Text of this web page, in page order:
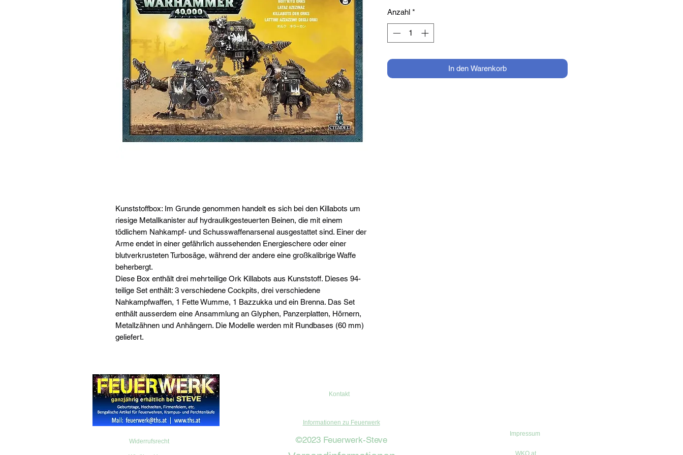
Kunststoffbox: Im Grunde genommen handelt es sich bei den Killabots um
riesige Metallkanister auf hydraulikgesteuerten Beinen, die mit einem
tödlichem Nahkampf- und Schusswaffenarsenal ausgestattet sind. Einer der
Arme endet in einer gefährlich aussehenden Energieschere oder einer
blutverkrusteten Turbosäge, während der andere eine großkalibrige Waffe
beherbergt.
Diese Box enthält drei mehrteilige Ork Killabots aus Kunststoff. Dieses 94-
teilige Set enthält: 3 verschiedene Cockpits, drei verschiedene
Nahkampfwaffen, 1 Fette Wumme, 1 Bazzukka und ein Brenna. Das Set
enthält ausserdem eine Ansammlung an Glyphen, Panzerplatten, Hörnern,
Metallzähnen und Anhängern. Die Modelle werden mit Rundbases (60 mm)
geliefert.
Anzahl *
In den Warenkorb
Widerrufsrecht
Kontakt
Informationen zu Feuerwerk
©2023 Feuerwerk-Steve
Impressum
WKO.at